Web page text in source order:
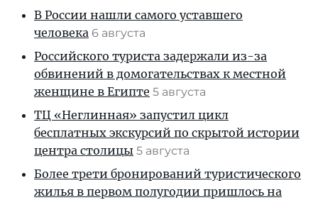
В России нашли самого уставшего
человека 6 августа
Российского туриста задержали из-за
обвинений в домогательствах к местной
женщине в Египте 5 августа
ТЦ «Неглинная» запустил цикл
бесплатных экскурсий по скрытой истории
центра столицы 5 августа
Более трети бронирований туристического
жилья в первом полугодии пришлось на